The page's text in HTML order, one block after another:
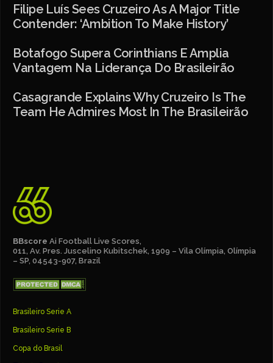
Filipe Luís Sees Cruzeiro As A Major Title
Contender: ‘Ambition To Make History’
Botafogo Supera Corinthians E Amplia
Vantagem Na Liderança Do Brasileirão
Casagrande Explains Why Cruzeiro Is The
Team He Admires Most In The Brasileirão
BBscore Ai Football Live Scores,
011, Av. Pres. Juscelino Kubitschek, 1909 – Vila Olímpia, Olímpia
– SP, 04543-907, Brazil
Brasileiro Serie A
Brasileiro Serie B
Copa do Brasil